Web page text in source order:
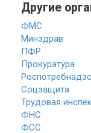
Другие
ФМС
Минздрав
ПФР
Прокуратура
Соцзащита
Трудовая
ФНС
ФСС